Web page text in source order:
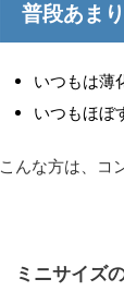
普段あま
いつもは薄
いつもほぼ
こんな方は、コ
ミニサイズ